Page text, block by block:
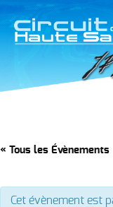
« Tous les Évènements
Cet évènement est